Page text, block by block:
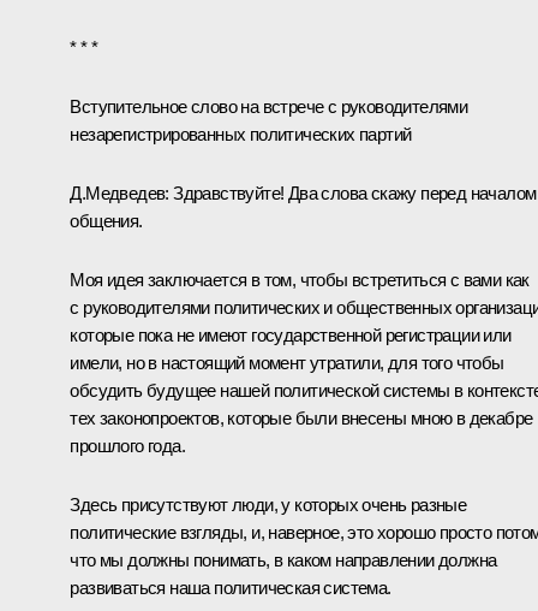
* * *
Вступительное слово на встрече с руководителями
незарегистрированных политических партий
Д.Медведев: Здравствуйте! Два слова скажу перед началом
общения.
Моя идея заключается в том, чтобы встретиться с вами как
с руководителями политических и общественных
которые пока не имеют государственной регистрации или
имели, но в настоящий момент утратили, для того чтобы
обсудить будущее нашей политической системы в
тех законопроектов, которые были внесены мною в декабре
прошлого года.
Здесь присутствуют люди, у которых очень разные
политические взгляды, и, наверное, это хорошо просто
что мы должны понимать, в каком направлении должна
развиваться наша политическая система.